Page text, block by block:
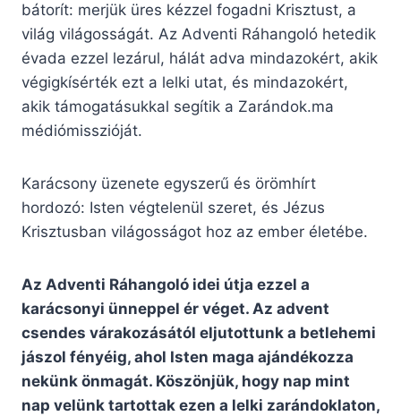
bátorít: merjük üres kézzel fogadni Krisztust, a
világ világosságát. Az Adventi Ráhangoló hetedik
évada ezzel lezárul, hálát adva mindazokért, akik
végigkísérték ezt a lelki utat, és mindazokért,
akik támogatásukkal segítik a Zarándok.ma
médiómisszióját.
Karácsony üzenete egyszerű és örömhírt
hordozó: Isten végtelenül szeret, és Jézus
Krisztusban világosságot hoz az ember életébe.
Az Adventi Ráhangoló idei útja ezzel a
karácsonyi ünneppel ér véget. Az advent
csendes várakozásától eljutottunk a betlehemi
jászol fényéig, ahol Isten maga ajándékozza
nekünk önmagát. Köszönjük, hogy nap mint
nap velünk tartottak ezen a lelki zarándoklaton,